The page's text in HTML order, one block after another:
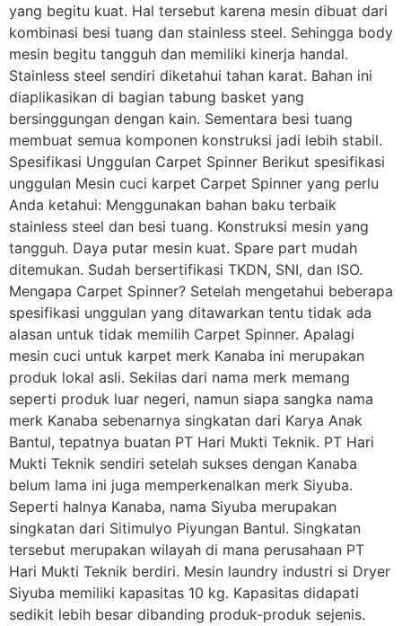
yang begitu kuat. Hal tersebut karena mesin dibuat dari
kombinasi besi tuang dan stainless steel. Sehingga body
mesin begitu tangguh dan memiliki kinerja handal.
Stainless steel sendiri diketahui tahan karat. Bahan ini
diaplikasikan di bagian tabung basket yang
bersinggungan dengan kain. Sementara besi tuang
membuat semua komponen konstruksi jadi lebih stabil.
Spesifikasi Unggulan Carpet Spinner Berikut spesifikasi
unggulan Mesin cuci karpet Carpet Spinner yang perlu
Anda ketahui: Menggunakan bahan baku terbaik
stainless steel dan besi tuang. Konstruksi mesin yang
tangguh. Daya putar mesin kuat. Spare part mudah
ditemukan. Sudah bersertifikasi TKDN, SNI, dan ISO.
Mengapa Carpet Spinner? Setelah mengetahui beberapa
spesifikasi unggulan yang ditawarkan tentu tidak ada
alasan untuk tidak memilih Carpet Spinner. Apalagi
mesin cuci untuk karpet merk Kanaba ini merupakan
produk lokal asli. Sekilas dari nama merk memang
seperti produk luar negeri, namun siapa sangka nama
merk Kanaba sebenarnya singkatan dari Karya Anak
Bantul, tepatnya buatan PT Hari Mukti Teknik. PT Hari
Mukti Teknik sendiri setelah sukses dengan Kanaba
belum lama ini juga memperkenalkan merk Siyuba.
Seperti halnya Kanaba, nama Siyuba merupakan
singkatan dari Sitimulyo Piyungan Bantul. Singkatan
tersebut merupakan wilayah di mana perusahaan PT
Hari Mukti Teknik berdiri. Mesin laundry industri si Dryer
Siyuba memiliki kapasitas 10 kg. Kapasitas didapati
sedikit lebih besar dibanding produk-produk sejenis.